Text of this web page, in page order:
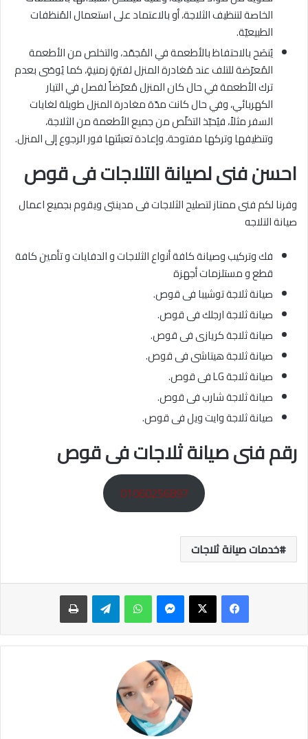
الخاصة لتنظيف الثلاجة، أو بالاعتماد على استعمال المُنظفات
الطبيعيّة.
يُنصَح بالاحتفاظ بالأطعمة في المُجمّد، والتخلص من الأطعمة
المُعرّضة للتلف عند مُغادرة المنزل لفترةٍ زمنيةٍ، كما يُوصَى بعدم
ترك الأطعمة في حال كان المنزل مُعرّضاً لفصل في التيار
الكهربائي، وفي حال كانت مدّة مغادرة المنزل طويلة لغايات
السفر مثلاً، فيُحبّذ التخلّص من جميع الأطعمة من الثلاجة،
وتنظيفها وتركها مفتوحة، وإعادة تعبئتها فور الرجوع إلى المنزل.
احسن فنى لصيانة التلاجات فى قوص
وفرنا لكم فنى ممتاز لتصليح الثلاجات فى مدينتى ويقوم بجميع اعمال
صيانة التلاجه
فك وتركيب وصيانة كافة أنواع الثلاجات و الدفايات و تأمين كافة
قطع و مستلزمات أجهزة
صيانة ثلاجة توشيبا فى قوص.
صيانة ثلاجة ارجلك فى قوص.
صيانة ثلاجة كريازى فى قوص.
صيانة ثلاجة هيتاشى فى قوص.
صيانة ثلاجة LG فى قوص.
صيانة ثلاجة شارب فى قوص.
صيانة ثلاجة وايت ويل فى قوص.
رقم فنى صيانة ثلاجات فى قوص
01060256897
خدمات صيانة ثلاجات
ماسنجر واتساب تيلقرام طباعة